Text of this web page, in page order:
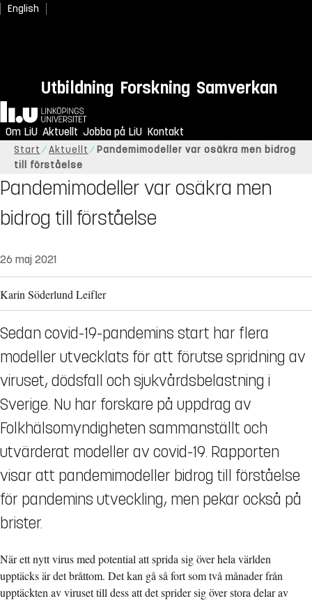
English
Utbildning Forskning Samverkan
Hem
Om LiU Aktuellt Jobba på LiU Kontakt
Start Aktuellt
Pandemimodeller var osäkra men bidrog
till förståelse
Pandemimodeller var osäkra men
bidrog till förståelse
26 maj 2021
Karin Söderlund Leifler
Sedan covid-19-pandemins start har flera
modeller utvecklats för att förutse spridning av
viruset, dödsfall och sjukvårdsbelastning i
Sverige. Nu har forskare på uppdrag av
Folkhälsomyndigheten sammanställt och
utvärderat modeller av covid-19. Rapporten
visar att pandemimodeller bidrog till förståelse
för pandemins utveckling, men pekar också på
brister.
När ett nytt virus med potential att sprida sig över hela världen
upptäcks är det bråttom. Det kan gå så fort som två månader från
upptäckten av viruset till dess att det sprider sig över stora delar av